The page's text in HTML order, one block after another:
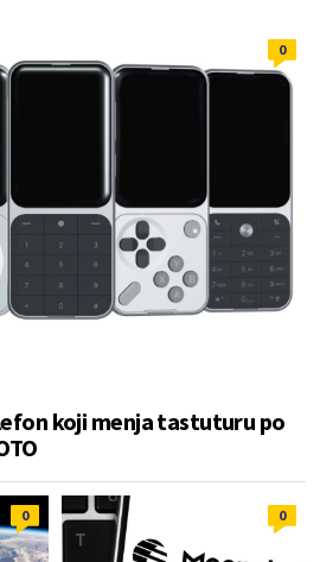
0
koji menja tastuturu po
0 0